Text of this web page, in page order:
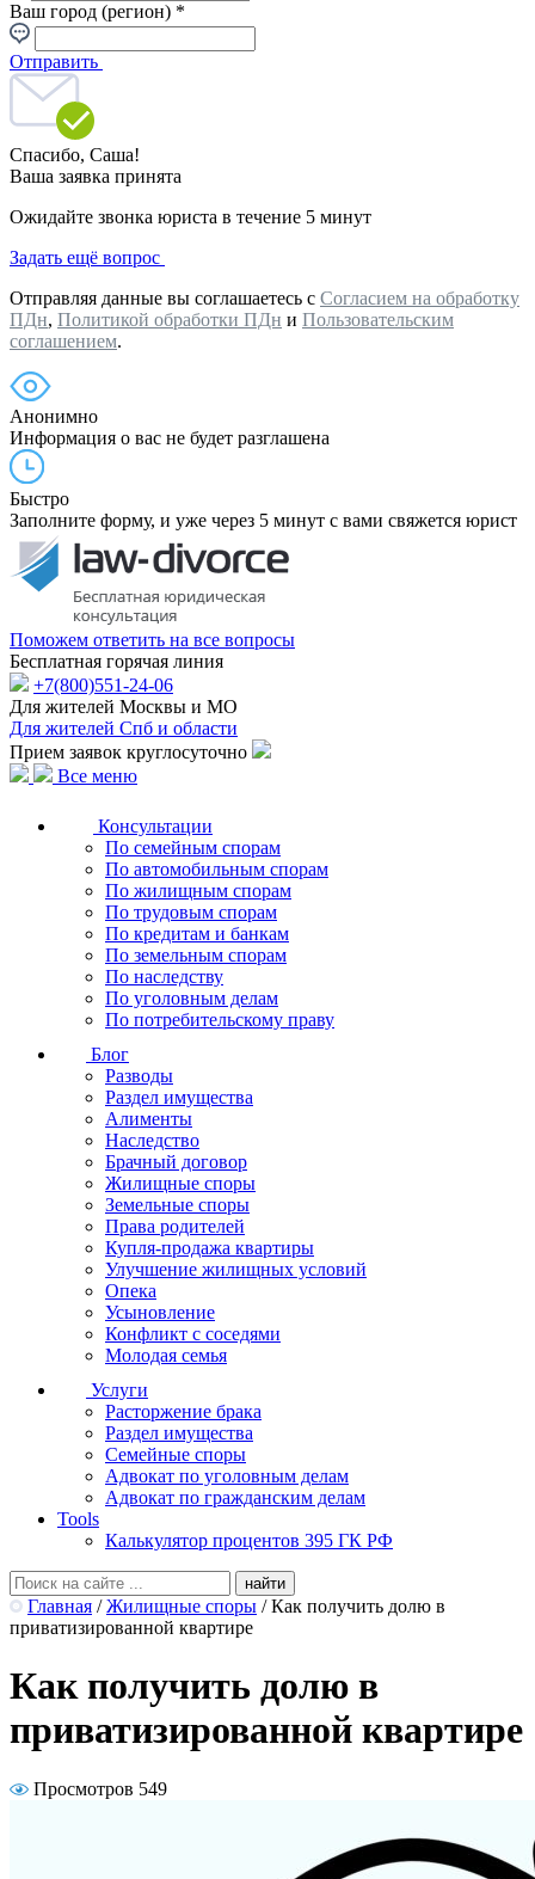
Ваш город (регион) *
Отправить
Спасибо, Саша!
Ваша заявка принята
Ожидайте звонка юриста в течение 5 минут
Задать ещё вопрос
Отправляя данные вы соглашаетесь с Согласием на обработку
ПДн, Политикой обработки ПДн и Пользовательским
соглашением.
Анонимно
Информация о вас не будет разглашена
Быстро
Заполните форму, и уже через 5 минут с вами свяжется юрист
Поможем ответить на все вопросы
Бесплатная горячая линия
+7(800)551-24-06
Для жителей Москвы и МО
Для жителей Спб и области
Прием заявок круглосуточно
Все меню
Консультации
По семейным спорам
По автомобильным спорам
По жилищным спорам
По трудовым спорам
По кредитам и банкам
По земельным спорам
По наследству
По уголовным делам
По потребительскому праву
Блог
Разводы
Раздел имущества
Алименты
Наследство
Брачный договор
Жилищные споры
Земельные споры
Права родителей
Купля-продажа квартиры
Улучшение жилищных условий
Опека
Усыновление
Конфликт с соседями
Молодая семья
Услуги
Расторжение брака
Раздел имущества
Семейные споры
Адвокат по уголовным делам
Адвокат по гражданским делам
Tools
Калькулятор процентов 395 ГК РФ
Главная / Жилищные споры / Как получить долю в
приватизированной квартире
Как получить долю в
приватизированной квартире
Просмотров 549